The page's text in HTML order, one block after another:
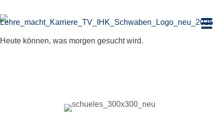
Inhalt
Heute können, was morgen gesucht wird.